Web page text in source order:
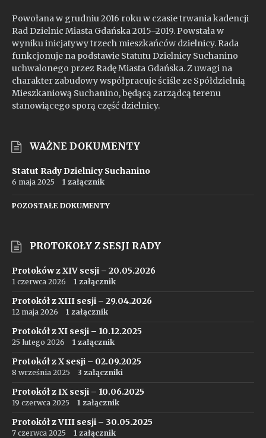
Powołana w grudniu 2016 roku w czasie trwania kadencji
Rad Dzielnic Miasta Gdańska 2015–2019. Powstała w
wyniku inicjatywy trzech mieszkańców dzielnicy. Rada
funkcjonuje na podstawie Statutu Dzielnicy Suchanino
uchwalonego przez Radę Miasta Gdańska. Z uwagi na
charakter zabudowy współpracuje ściśle ze Spółdzielnią
Mieszkaniową Suchanino, będącą zarządcą terenu
stanowiącego sporą część dzielnicy.
WAŻNE DOKUMENTY
Statut Rady Dzielnicy Suchanino
6 maja 2025 1 załącznik
POZOSTAŁE DOKUMENTY
PROTOKOŁY Z SESJI RADY
Protoków z XIV sesji – 20.05.2026
1 czerwca 2026 1 załącznik
Protokół z XIII sesji – 29.04.2026
12 maja 2026 1 załącznik
Protokół z XI sesji – 10.12.2025
25 lutego 2026 1 załącznik
Protokół z X sesji – 02.09.2025
8 września 2025 3 załączniki
Protokół z IX sesji – 10.06.2025
19 czerwca 2025 1 załącznik
Protokół z VIII sesji – 30.05.2025
7 czerwca 2025 1 załącznik